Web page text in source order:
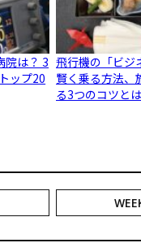
院は？ 3
ップ20
飛行機の「ビジ
賢く乗る方法、
る3つのコツと